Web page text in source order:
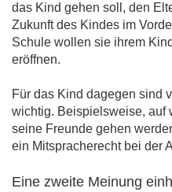
das Kind gehen soll, den
Zukunft des Kindes im
Schule wollen sie ihrem
eröffnen.
Für das Kind dagegen sind
wichtig. Beispielsweise, auf
seine Freunde gehen
ein Mitspracherecht bei der
Eine zweite Meinung